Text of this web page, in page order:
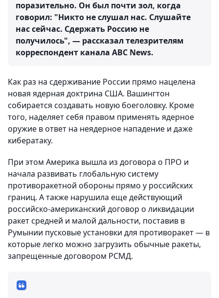
поразительно. Он был почти зол, когда
говорил: "Никто не слушал нас. Слушайте
нас сейчас. Сдержать Россию не
получилось", — рассказал телезрителям
корреспондент канала ABC News.
Как раз на сдерживание России прямо нацелена
новая ядерная доктрина США. Вашингтон
собирается создавать новую боеголовку. Кроме
того, наделяет себя правом применять ядерное
оружие в ответ на неядерное нападение и даже
кибератаку.
При этом Америка вышла из договора о ПРО и
начала развивать глобальную систему
противоракетной обороны прямо у российских
границ. А также нарушила еще действующий
российско-американский договор о ликвидации
ракет средней и малой дальности, поставив в
Румынии пусковые установки для противоракет — в
которые легко можно загрузить обычные ракеты,
запрещенные договором РСМД.